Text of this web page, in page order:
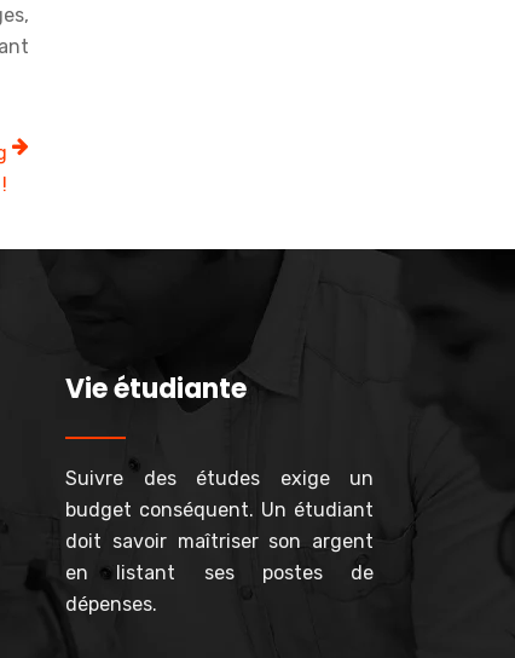
Vie étudiante
Suivre des études exige un
budget conséquent. Un étudiant
doit savoir maîtriser son argent
en listant ses postes de
dépenses.